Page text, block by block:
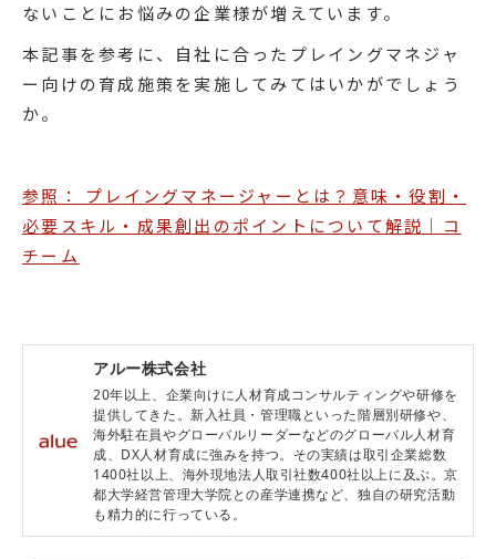
ないことにお悩みの企業様が増えています。
本記事を参考に、自社に合ったプレイングマネジャ
ー向けの育成施策を実施してみてはいかがでしょう
か。
参照： プレイングマネージャーとは？意味・役割・
必要スキル・成果創出のポイントについて解説｜コ
チーム
アルー株式会社
20年以上、企業向けに人材育成コンサルティングや研修を
提供してきた。新入社員・管理職といった階層別研修や、
海外駐在員やグローバルリーダーなどのグローバル人材育
成、DX人材育成に強みを持つ。その実績は取引企業総数
1400社以上、海外現地法人取引社数400社以上に及ぶ。京
都大学経営管理大学院との産学連携など、独自の研究活動
も精力的に行っている。